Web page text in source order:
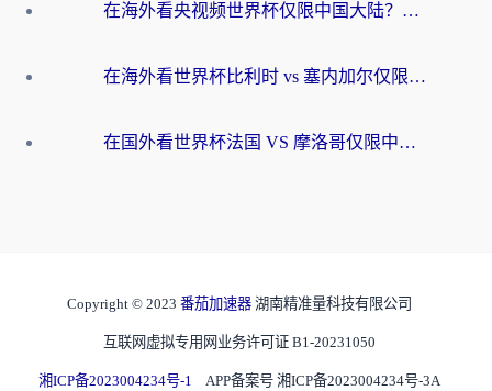
在海外看央视频世界杯仅限中国大陆？这篇指南帮你解锁中文解说+无卡顿直播
在海外看世界杯比利时 vs 塞内加尔仅限中国大陆？我找到了最流畅的中文解说之路
在国外看世界杯法国 VS 摩洛哥仅限中国大陆？海外党这样看中文解说赛事不卡顿
Copyright © 2023 番茄加速器 湖南精准量科技有限公司
互联网虚拟专用网业务许可证 B1-20231050
湘ICP备2023004234号-1 APP备案号 湘ICP备2023004234号-3A